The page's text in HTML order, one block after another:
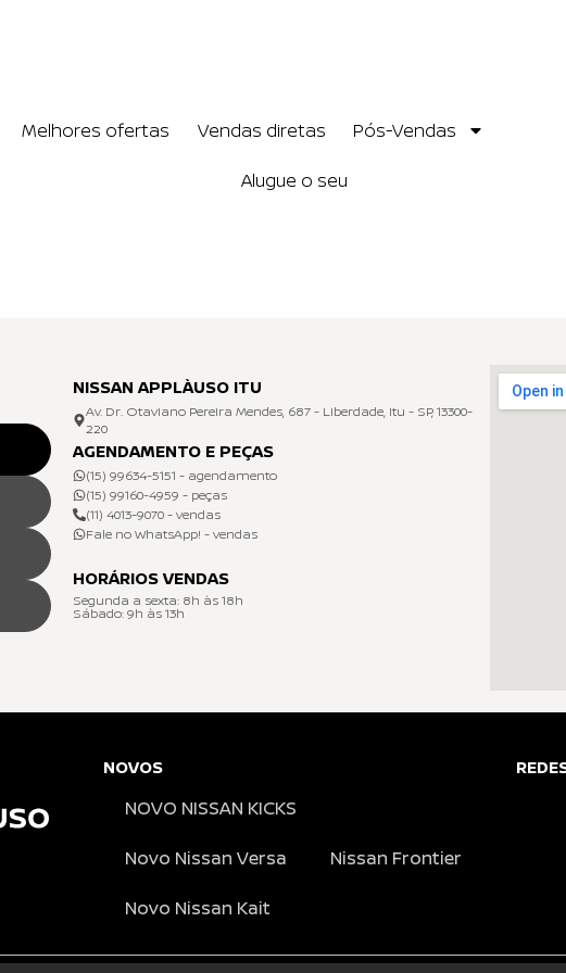
Melhores ofertas Vendas diretas Pós-Vendas
Alugue o seu
NISSAN APPLÀUSO ITU
Av. Dr. Otaviano Pereira Mendes, 687 - Liberdade, Itu - SP, 13300-
220
AGENDAMENTO E PEÇAS
(15) 99634-5151 - agendamento
(15) 99160-4959 - peças
(11) 4013-9070 - vendas
Fale no WhatsApp! - vendas
HORÁRIOS VENDAS
Segunda a sexta: 8h às 18h
Sábado: 9h às 13h
NOVOS
NOVO NISSAN KICKS
Novo Nissan Versa Nissan Frontier
Novo Nissan Kait